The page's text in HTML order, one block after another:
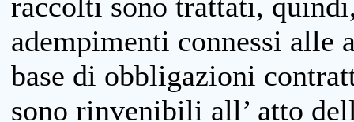
adempimenti connessi
base di obbligazioni
sono rinvenibili all’ atto